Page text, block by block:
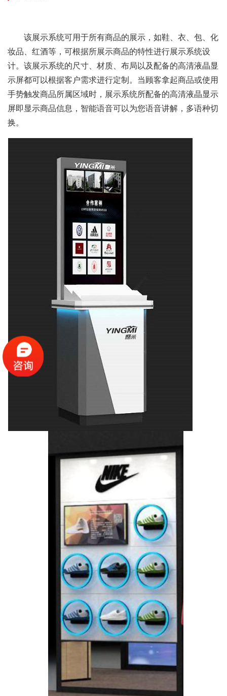
该展示系统可用于所有商品的展示，如鞋、衣、包、化
妆品、红酒等，可根据所展示商品的特性进行展示系统设
计。该展示系统的尺寸、材质、布局以及配备的高清液晶显
示屏都可以根据客户需求进行定制。当顾客拿起商品或使用
手势触发商品所属区域时，展示系统所配备的高清液晶显示
屏即显示商品信息，智能语音可以为您语音讲解，多语种切
换。